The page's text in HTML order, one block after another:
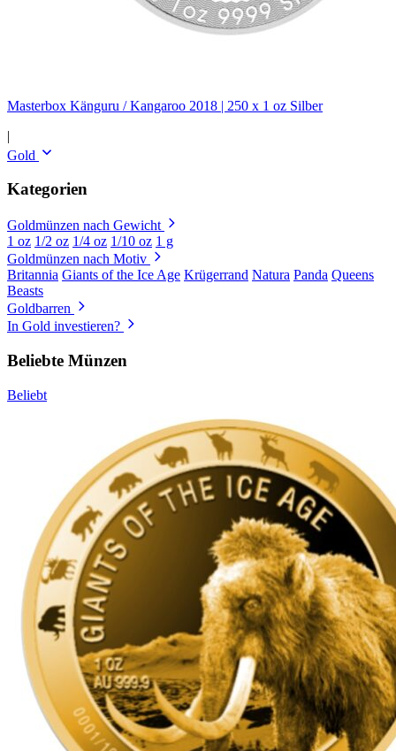
Masterbox Känguru / Kangaroo 2018 | 250 x 1 oz Silber
|
Gold
Kategorien
Goldmünzen nach Gewicht
1 oz 1/2 oz 1/4 oz 1/10 oz 1 g
Goldmünzen nach Motiv
Britannia Giants of the Ice Age Krügerrand Natura Panda Queens
Beasts
Goldbarren
In Gold investieren?
Beliebte Münzen
Beliebt